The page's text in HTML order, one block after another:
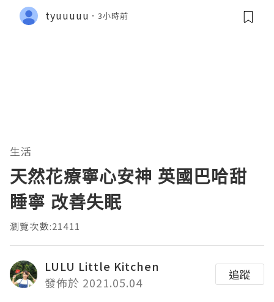
tyuuuuu 3小時前
生活
天然花療寧心安神 英國巴哈甜
睡寧 改善失眠
瀏覽次數:21411
LULU Little Kitchen
發佈於 2021.05.04
追蹤